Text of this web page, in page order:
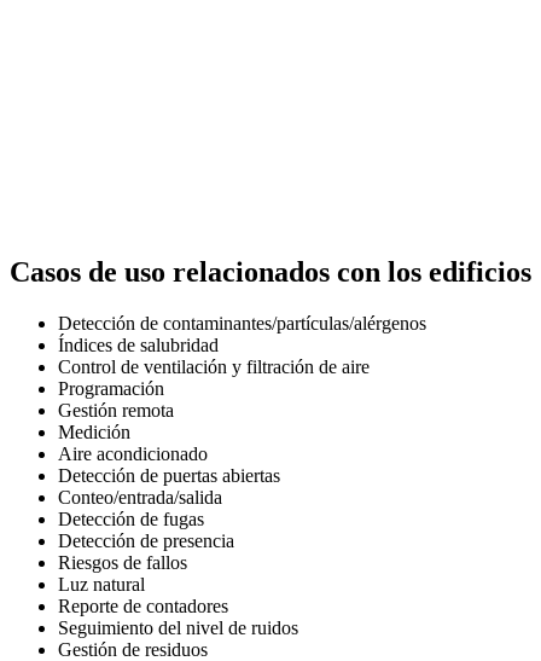
Casos de uso relacionados con los edificios
Detección de contaminantes/partículas/alérgenos
Índices de salubridad
Control de ventilación y filtración de aire
Programación
Gestión remota
Medición
Aire acondicionado
Detección de puertas abiertas
Conteo/entrada/salida
Detección de fugas
Detección de presencia
Riesgos de fallos
Luz natural
Reporte de contadores
Seguimiento del nivel de ruidos
Gestión de residuos